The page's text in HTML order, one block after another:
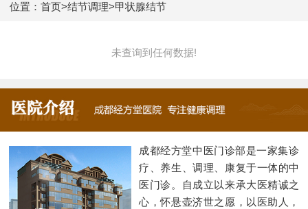
位置： 首页>结节调理>甲状腺结节
未查询到任何数据!
成都经方堂中医门诊部是一家集诊
疗、养生、调理、康复于一体的中
医门诊。自成立以来承大医精诚之
心，怀悬壶济世之愿，以医助人，